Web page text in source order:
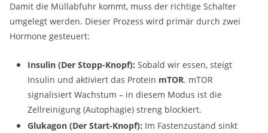
Damit die Müllabfuhr kommt, muss der richtige Schalter
umgelegt werden. Dieser Prozess wird primär durch zwei
Hormone gesteuert:
Insulin (Der Stopp-Knopf): Sobald wir essen, steigt
Insulin und aktiviert das Protein mTOR. mTOR
signalisiert Wachstum – in diesem Modus ist die
Zellreinigung (Autophagie) streng blockiert.
Glukagon (Der Start-Knopf): Im Fastenzustand sinkt